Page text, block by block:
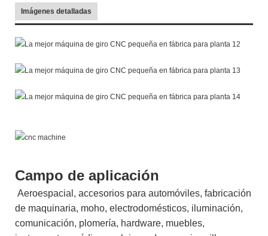
Imágenes detalladas
Campo de aplicación
Aeroespacial, accesorios para automóviles, fabricación
de maquinaria, moho, electrodomésticos, iluminación,
comunicación, plomería, hardware, muebles,